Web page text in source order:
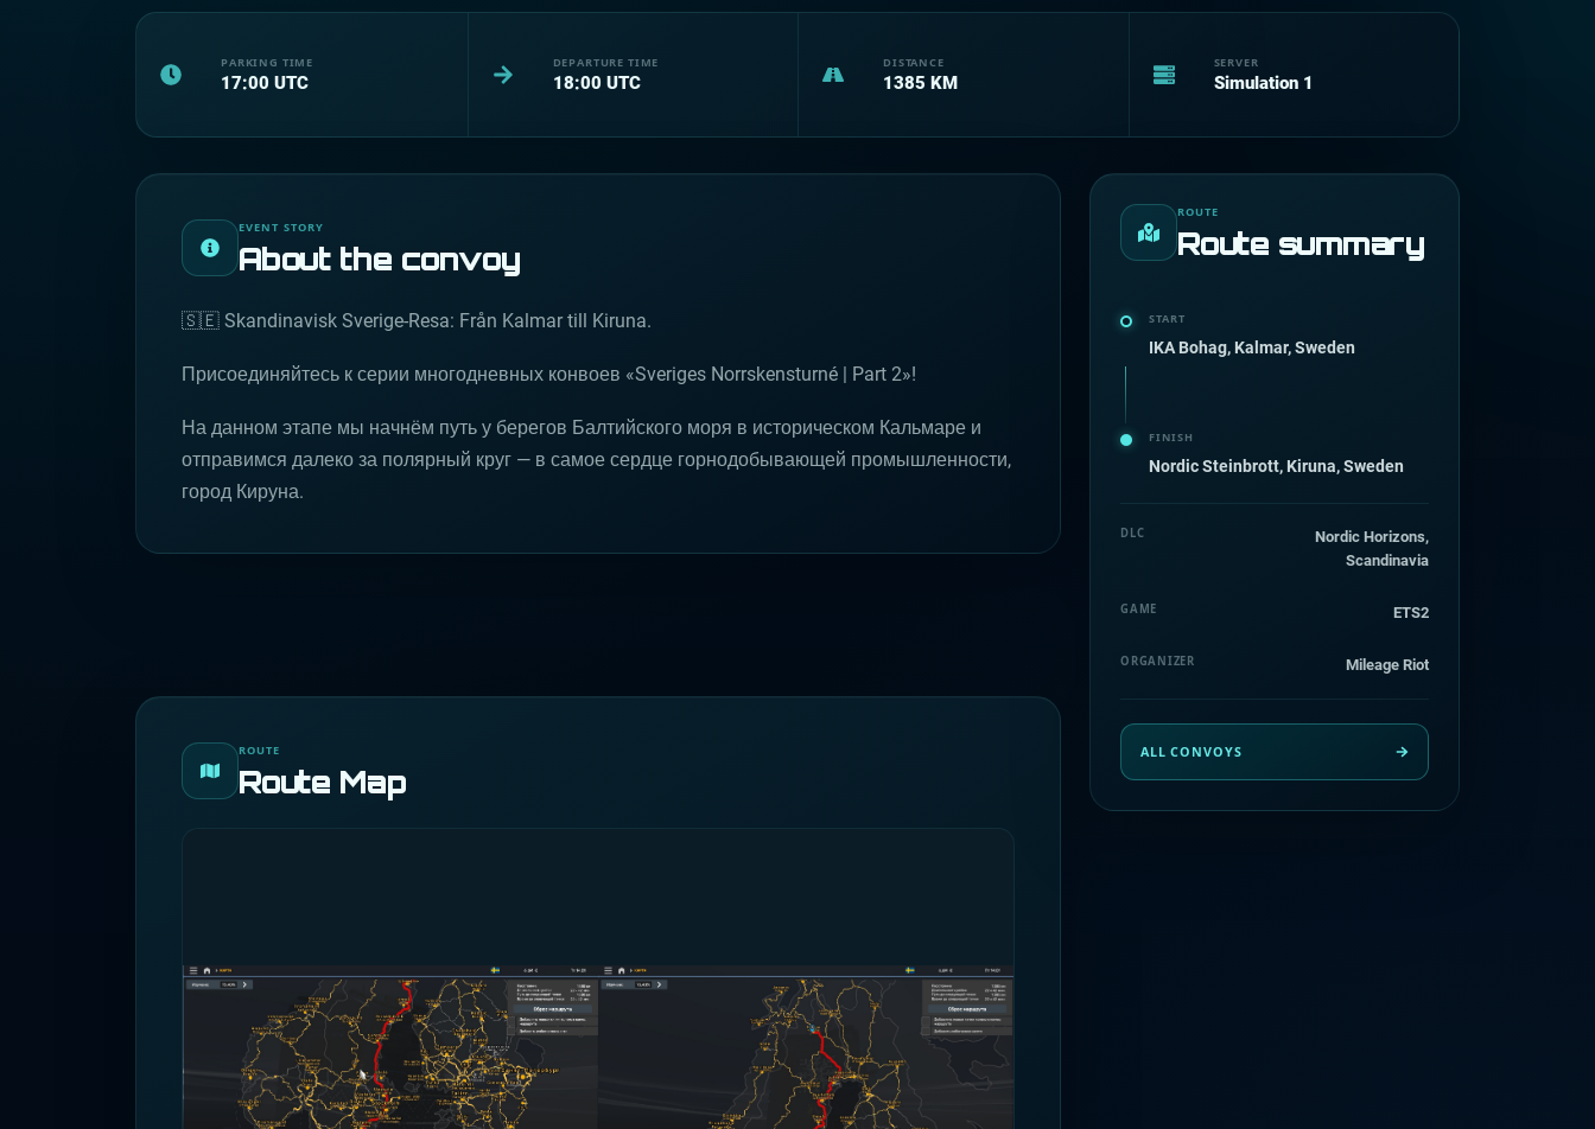
PARKING TIME
17:00 UTC
DEPARTURE TIME
18:00 UTC
DISTANCE
1385 KM
SERVER
Simulation 1
EVENT STORY
About the convoy
🇸🇪 Skandinavisk Sverige-Resa: Från Kalmar till Kiruna.
Присоединяйтесь к серии многодневных конвоев «Sveriges Norrskensturné | Part 2»!
На данном этапе мы начнём путь у берегов Балтийского моря в историческом Кальмаре и
отправимся далеко за полярный круг — в самое сердце горнодобывающей промышленности,
город Кируна.
ROUTE
Route Map
ROUTE
Route summary
START
IKA Bohag, Kalmar, Sweden
FINISH
Nordic Steinbrott, Kiruna, Sweden
DLC
Nordic Horizons,
Scandinavia
GAME ETS2
ORGANIZER Mileage Riot
ALL CONVOYS